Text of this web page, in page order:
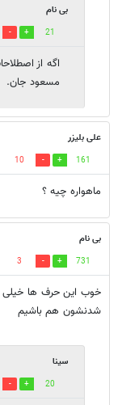
بی نام
21
اگه از
مسعود جان.
علی بلیزر
161
10
ماهواره چیه ؟
بی نام
731
3
خوب این حرف ها خیلی
شدنشون هم باشیم
سینا
20